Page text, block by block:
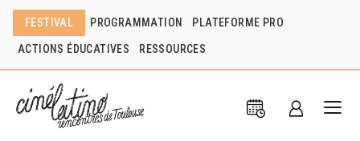
FESTIVAL PROGRAMMATION PLATEFORME PRO
ACTIONS ÉDUCATIVES RESSOURCES